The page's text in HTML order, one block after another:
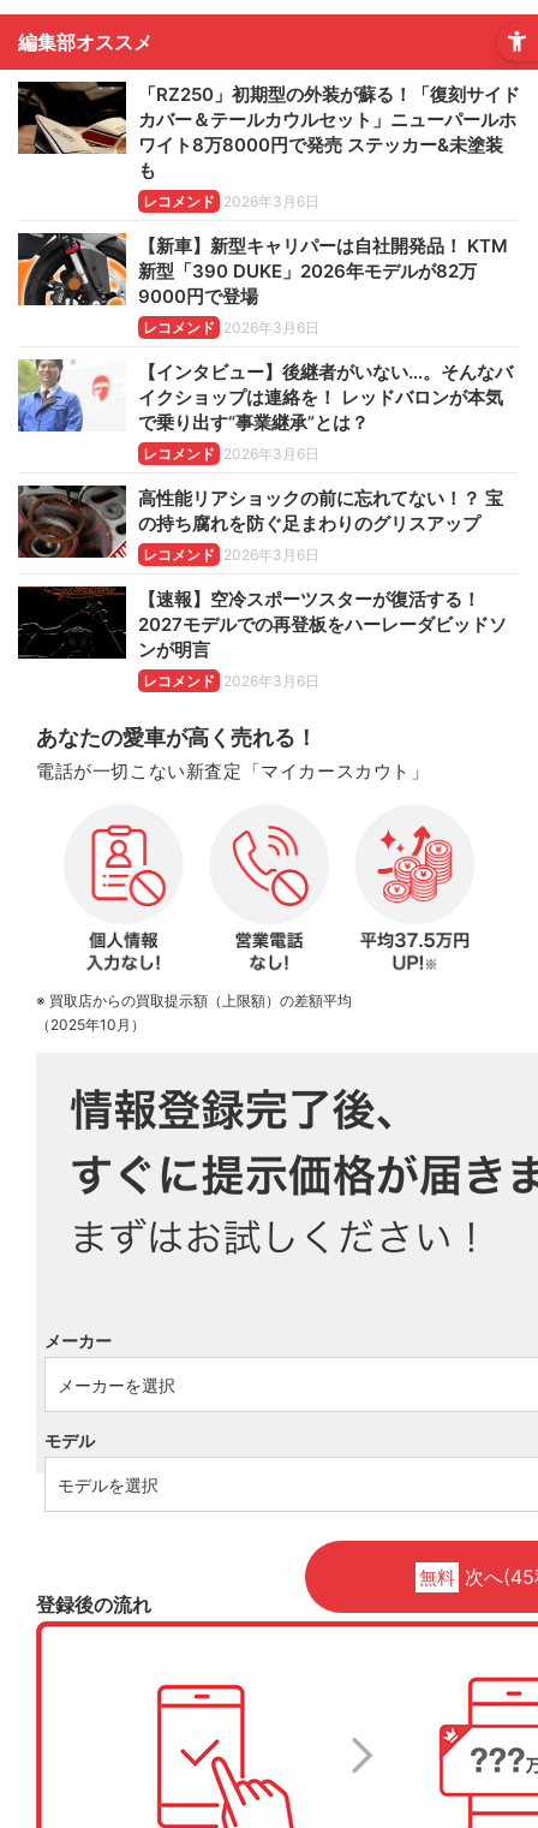
編集部オススメ
「RZ250」初期型の外装が蘇る！「復刻サイド
カバー＆テールカウルセット」ニューパールホ
ワイト8万8000円で発売 ステッカー&未塗装
も
レコメンド 2026年3月6日
【新車】新型キャリパーは自社開発品！ KTM
新型「390 DUKE」2026年モデルが82万
9000円で登場
レコメンド 2026年3月6日
【インタビュー】後継者がいない…。そんなバ
イクショップは連絡を！ レッドバロンが本気
で乗り出す“事業継承”とは？
レコメンド 2026年3月6日
高性能リアショックの前に忘れてない！？ 宝
の持ち腐れを防ぐ足まわりのグリスアップ
レコメンド 2026年3月6日
【速報】空冷スポーツスターが復活する！
2027モデルでの再登板をハーレーダビッドソ
ンが明言
レコメンド 2026年3月6日
あなたの愛車が高く売れる！
電話が一切こない新査定「マイカースカウト」
※ 買取店からの買取提示額（上限額）の差額平均
（2025年10月）
メーカー
モデル
無料 次へ
登録後の流れ